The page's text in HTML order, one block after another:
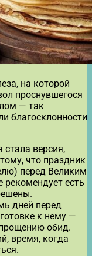
на которой
проснувшегося
— так
благосклонности
версия,
что праздник
перед Великим
рекомендует есть
дней перед
к нему —
обид.
время, когда